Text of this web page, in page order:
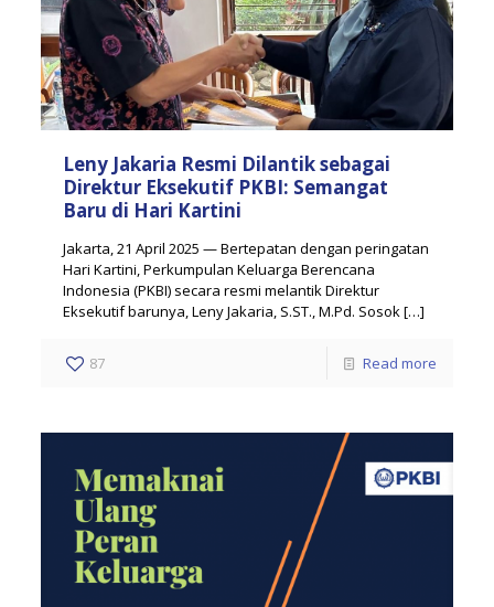
Leny Jakaria Resmi Dilantik sebagai
Direktur Eksekutif PKBI: Semangat
Baru di Hari Kartini
Jakarta, 21 April 2025 — Bertepatan dengan peringatan
Hari Kartini, Perkumpulan Keluarga Berencana
Indonesia (PKBI) secara resmi melantik Direktur
Eksekutif barunya, Leny Jakaria, S.ST., M.Pd. Sosok[…]
87 Read more